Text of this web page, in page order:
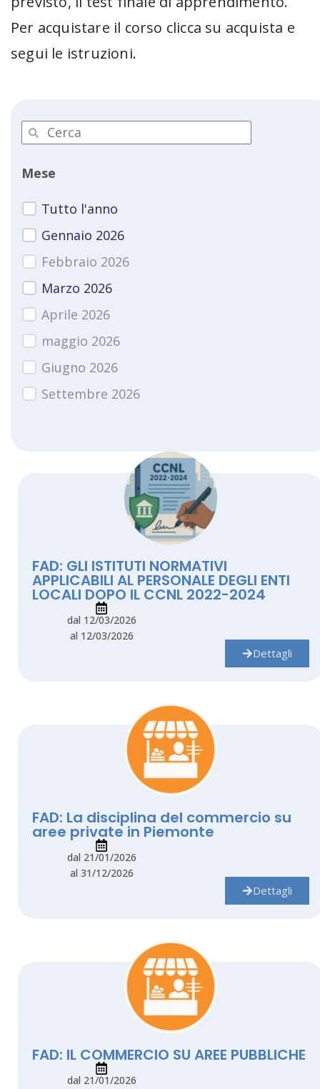
Per acquistare il corso clicca su acquista e
segui le istruzioni.
Mese
Tutto l'anno
Gennaio 2026
Febbraio 2026
Marzo 2026
Aprile 2026
maggio 2026
Giugno 2026
Settembre 2026
FAD: GLI ISTITUTI NORMATIVI
APPLICABILI AL PERSONALE DEGLI ENTI
LOCALI DOPO IL CCNL 2022-2024
dal 12/03/2026
al 12/03/2026
Dettagli
FAD: La disciplina del commercio su
aree private in Piemonte
dal 21/01/2026
al 31/12/2026
Dettagli
FAD: IL COMMERCIO SU AREE PUBBLICHE
dal 21/01/2026